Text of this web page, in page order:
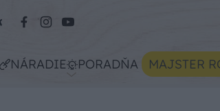
NÁRADIE PORADŇA MAJSTER